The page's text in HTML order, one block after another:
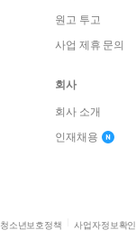
원고 투고
사업 제휴 문의
회사
회사 소개
인재채용
청소년보호정책 사업자정보확인